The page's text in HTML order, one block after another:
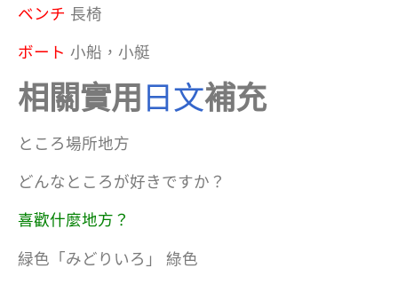
ベンチ 長椅
ボート 小船，小艇
相關實用日文補充
ところ場所地方
どんなところが好きですか？
喜歡什麼地方？
緑色「みどりいろ」 綠色